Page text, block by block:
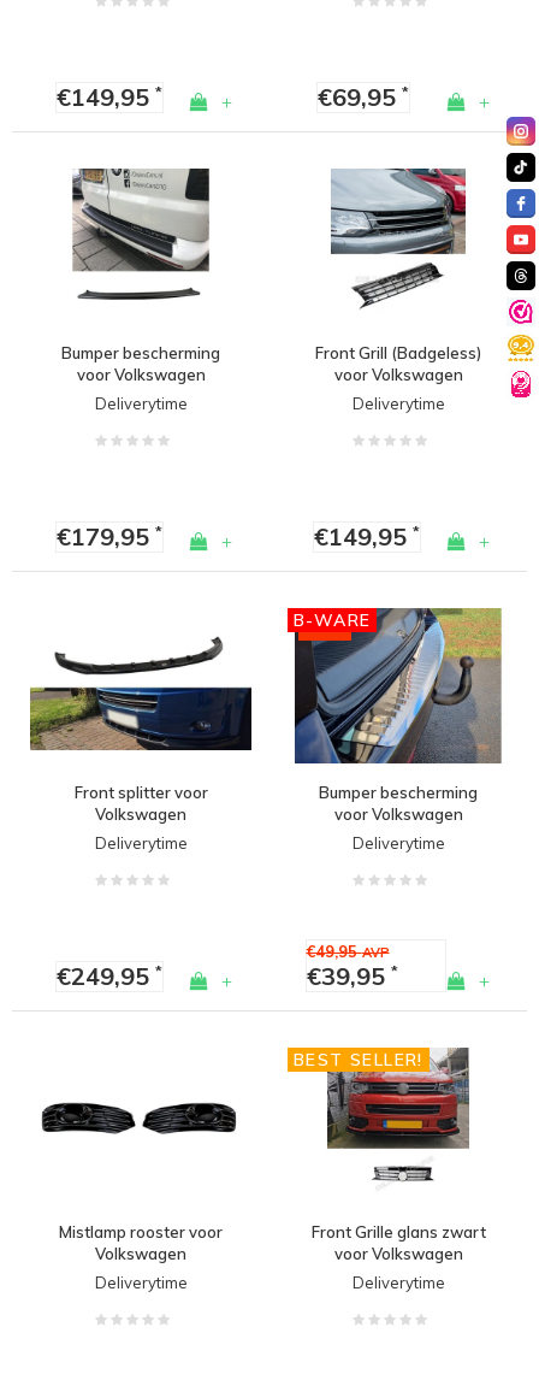
€149,95* + €69,95* +
Bumper bescherming
voor Volkswagen
Transporter T5
Deliverytime
€179,95* +
Front Grill (Badgeless)
voor Volkswagen
Transporter T5
Deliverytime
€149,95* +
Front splitter voor
Volkswagen
Transporter T5.1 /
Multivan
Deliverytime
€249,95* +
-20%
B-WARE
Bumper bescherming
voor Volkswagen
Transporter T5 - (B-
WARE)
Deliverytime
€49,95AVP
€39,95 * +
Mistlamp rooster voor
Volkswagen
Transporter T5 / T5.1
Sportline
Deliverytime
BEST SELLER!
Front Grille glans zwart
voor Volkswagen
Transporter T5 | T5.1
Deliverytime